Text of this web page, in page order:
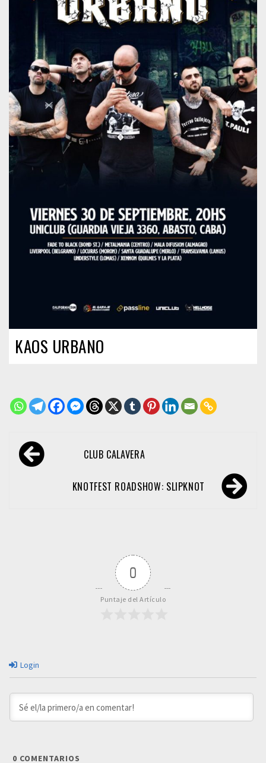
KAOS URBANO
Navegación
de CLUB CALAVERA
KNOTFEST ROADSHOW: SLIPKNOT
0
Puntaje del Artículo
Login
0 COMENTARIOS